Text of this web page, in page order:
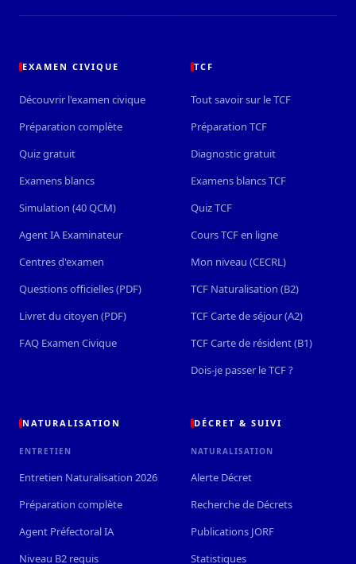
EXAMEN CIVIQUE
Découvrir l'examen civique
Préparation complète
Quiz gratuit
Examens blancs
Simulation (40 QCM)
Agent IA Examinateur
Centres d'examen
Questions officielles (PDF)
Livret du citoyen (PDF)
FAQ Examen Civique
TCF
Tout savoir sur le TCF
Préparation TCF
Diagnostic gratuit
Examens blancs TCF
Quiz TCF
Cours TCF en ligne
Mon niveau (CECRL)
TCF Naturalisation (B2)
TCF Carte de séjour (A2)
TCF Carte de résident (B1)
Dois-je passer le TCF ?
NATURALISATION
ENTRETIEN
Entretien Naturalisation 2026
Préparation complète
Agent Préfectoral IA
Niveau B2 requis
DÉCRET & SUIVI
NATURALISATION
Alerte Décret
Recherche de Décrets
Publications JORF
Statistiques